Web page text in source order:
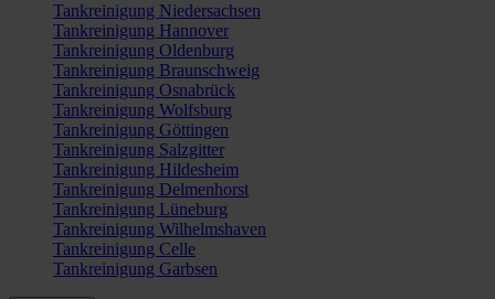
Tankreinigung Niedersachsen
Tankreinigung Hannover
Tankreinigung Oldenburg
Tankreinigung Braunschweig
Tankreinigung Osnabrück
Tankreinigung Wolfsburg
Tankreinigung Göttingen
Tankreinigung Salzgitter
Tankreinigung Hildesheim
Tankreinigung Delmenhorst
Tankreinigung Lüneburg
Tankreinigung Wilhelmshaven
Tankreinigung Celle
Tankreinigung Garbsen